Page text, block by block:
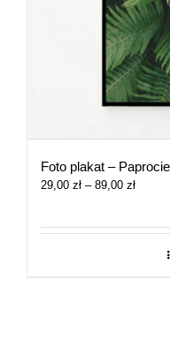
Foto plakat –
29,00 zł – 89,00 złZakres
29,00